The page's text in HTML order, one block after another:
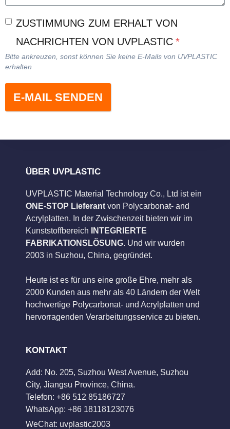
ZUSTIMMUNG ZUM ERHALT VON
NACHRICHTEN VON UVPLASTIC *
Bitte ankreuzen, sonst können Sie keine E-Mails von UVPLASTIC
erhalten
E-MAIL SENDEN
ÜBER UVPLASTIC
UVPLASTIC Material Technology Co., Ltd ist ein
ONE-STOP Lieferant von Polycarbonat- and
Acrylplatten. In der Zwischenzeit bieten wir im
Kunststoffbereich
INTEGRIERTE
FABRIKATIONSLÖSUNG. Und wir wurden
2003 in Suzhou, China, gegründet.
Heute ist es für uns eine große Ehre, mehr als
2000 Kunden aus mehr als 40 Ländern der Welt
hochwertige Polycarbonat- und Acrylplatten und
hervorragenden Verarbeitungsservice zu bieten.
KONTAKT
Add: No. 205, Suzhou West Avenue, Suzhou
City, Jiangsu Province, China.
Telefon: +86 512 85186727
WhatsApp: +86 18118123076
WeChat: uvplastic2003